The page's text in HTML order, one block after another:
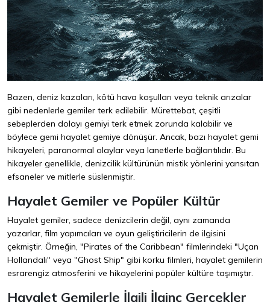
Bazen, deniz kazaları, kötü hava koşulları veya teknik arızalar
gibi nedenlerle gemiler terk edilebilir. Mürettebat, çeşitli
sebeplerden dolayı gemiyi terk etmek zorunda kalabilir ve
böylece gemi hayalet gemiye dönüşür. Ancak, bazı hayalet gemi
hikayeleri, paranormal olaylar veya lanetlerle bağlantılıdır. Bu
hikayeler genellikle, denizcilik kültürünün mistik yönlerini yansıtan
efsaneler ve mitlerle süslenmiştir.
Hayalet Gemiler ve Popüler Kültür
Hayalet gemiler, sadece denizcilerin değil, aynı zamanda
yazarlar, film yapımcıları ve oyun geliştiricilerin de ilgisini
çekmiştir. Örneğin, "Pirates of the Caribbean" filmlerindeki "Uçan
Hollandalı" veya "Ghost Ship" gibi korku filmleri, hayalet gemilerin
esrarengiz atmosferini ve hikayelerini popüler kültüre taşımıştır.
Hayalet Gemilerle İlgili İlginç Gerçekler